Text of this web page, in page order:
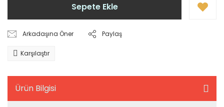
Sepete Ekle
Arkadaşına Öner Paylaş
Karşılaştır
Ürün Bilgisi